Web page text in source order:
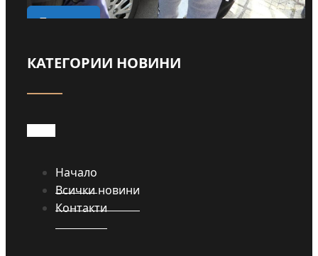
Прочети
КАТЕГОРИИ НОВИНИ
Начало
Всички новини
Контакти